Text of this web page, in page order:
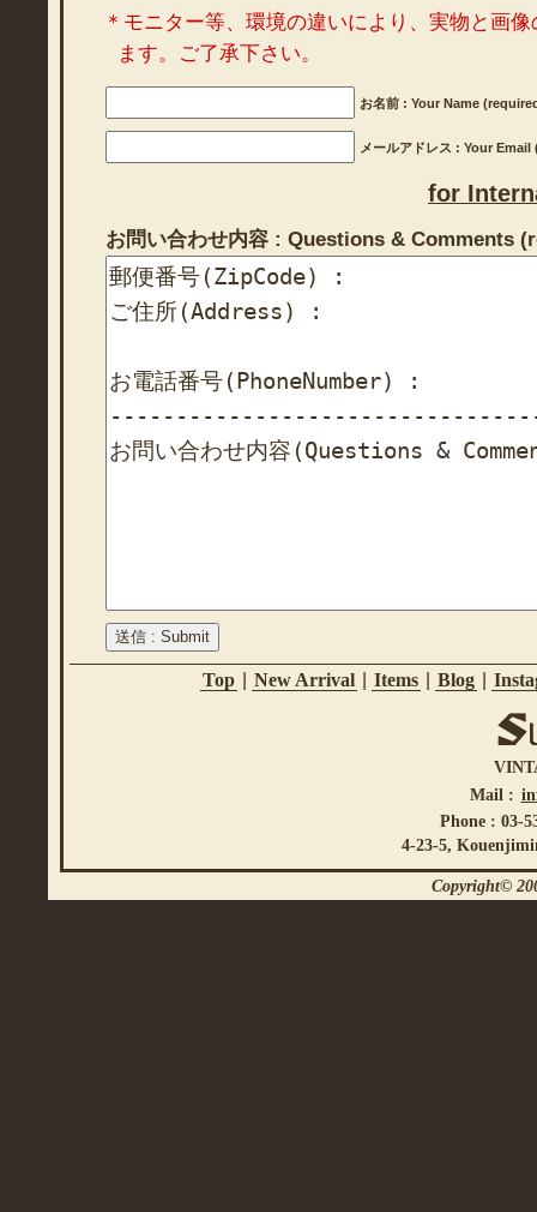
＊モニター等、環境の違いにより、実物と画
ます。ご了承下さい。
お名前 : Your Name
メールアドレス : Your
for
お問い合わせ内容 : Questions & Comments
Top New Arrival Items Blog
Mail :
Phone : 03-
4-23-5,
Copyright©